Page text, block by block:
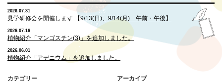
2026.07.31
見学研修会を開催します 【9/13(日)、9/14(月) 午前・午後】
2026.07.16
植物紹介「マンゴスチン(3)」を追加しました。
2026.06.01
植物紹介「アデニウム」を追加しました。
カテゴリー アーカイブ